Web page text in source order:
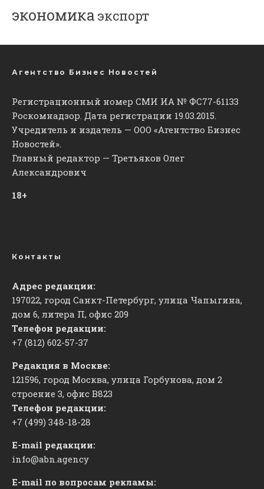
экономика экспорт
Агентство Бизнес Новостей
Регистрационный номер СМИ ИА № ФС77-61133
Роскомнадзор. Дата регистрации 19.03.2015.
Учредитель и издатель — ООО «Агентство Бизнес
Новостей».
Главный редактор — Третьяков Олег
Александрович
18+
Контакты
Адрес редакции:
197022, город Санкт-Петербург, улица Чапыгина,
дом 6, литера П, офис 209
Телефон редакции:
+7 (812) 602-57-37
Редакция в Москве:
121596, город Москва, улица Горбунова, дом 2
строение 3, офис ​В823
Телефон редакции:
+7 (499) 348-18-28
E-mail редакции:
info@abn.agency
E-mail по вопросам рекламы: